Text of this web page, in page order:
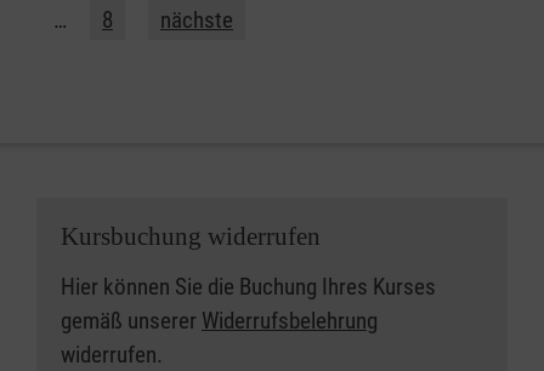
… 8 nächste
Kursbuchung widerrufen
Hier können Sie die Buchung Ihres Kurses
gemäß unserer Widerrufsbelehrung
widerrufen.